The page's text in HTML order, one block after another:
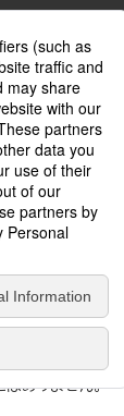
センシー
アカウ
list
list
性向上のため
ありません。